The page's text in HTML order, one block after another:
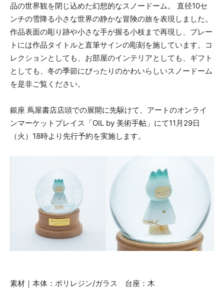
品の世界観を閉じ込めた幻想的なスノードーム。 直径10セ
ンチの雪降る小さな世界の静かな冒険の旅を表現しました。
作品表面の彫り跡や小さな手が握る小枝まで再現し、プレー
トには作品タイトルと直筆サインの彫刻を施しています。コ
レクションとしても、お部屋のインテリアとしても、ギフト
としても、冬の季節にぴったりのかわいらしいスノードーム
を是⾮ご覧ください。
銀座 蔦屋書店店頭での展開に先駆けて、アートのオンライ
ンマーケットプレイス「OIL by 美術⼿帖」にて11月29日
（火）18時より先⾏予約を実施します。
素材｜本体：ポリレジン/ガラス 台座：木